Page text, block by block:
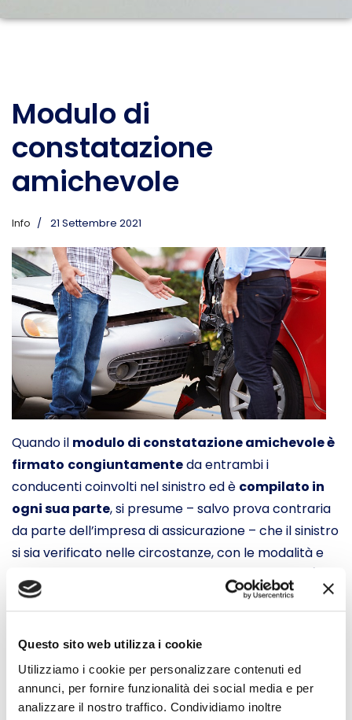
Questo sito web utilizza i cookie
Utilizziamo i cookie per personalizzare contenuti ed
annunci, per fornire funzionalità dei social media e per
analizzare il nostro traffico. Condividiamo inoltre
Modulo di
constatazione
amichevole
Info 21 Settembre 2021
Quando il modulo di constatazione amichevole è
firmato congiuntamenteda entrambi i
conducenti coinvolti nel sinistro ed è compilato in
ogni sua parte, si presume – salvo prova contraria
da parte dell’impresa di assicurazione – che il sinistro
si sia verificato nelle circostanze, con le modalità e
con le conseguenze risultanti dal modulo stesso (art.
143, comma 2, Codice delle Assicurazioni): il modulo
tantum valevole nei confronti dell’assicuratore, il
quale potrà superarla fornendo la prova contraria, in
concreto ovvero attraverso il ricorso ad altra
presunzione (Cass. Civ., Sez. Unite, n. 10311/06).